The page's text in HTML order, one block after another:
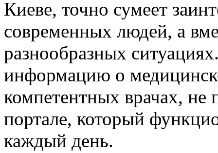
Киеве, точно сумеет
современных людей, а
разнообразных
информацию о
компетентных врачах,
портале, который
каждый день.